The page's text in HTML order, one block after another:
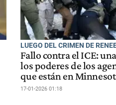
LUEGO DEL CRIMEN DE
Fallo contra el ICE:
los poderes de los
que están en
17-01-2026 01:18